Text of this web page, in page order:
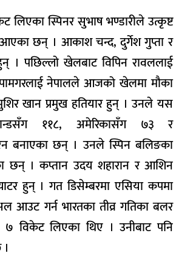
लिएका स्पिनर सुभाष भण्डारीले उत्कृष्ट
आएका छन् । आकाश चन्द, दुर्गेश गुप्ता र
। पछिल्लो खेलबाट विपिन रावललाई
नेपालले आजको खेलमा मौका
खान प्रमुख हतियार हुन् । उनले यस
११८, अमेरिकासँग ७३ र
बनाएका छन् । उनले स्पिन बलिङका
छन् । कप्तान उदय शहारान र आशिन
हुन् । गत डिसेम्बरमा एसिया कपमा
आउट गर्न भारतका तीव्र गतिका बलर
७ विकेट लिएका थिए । उनीबाट पनि